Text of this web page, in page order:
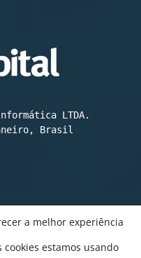
LTDA.
Brasil
até hoje
a melhor experiência
estamos usando